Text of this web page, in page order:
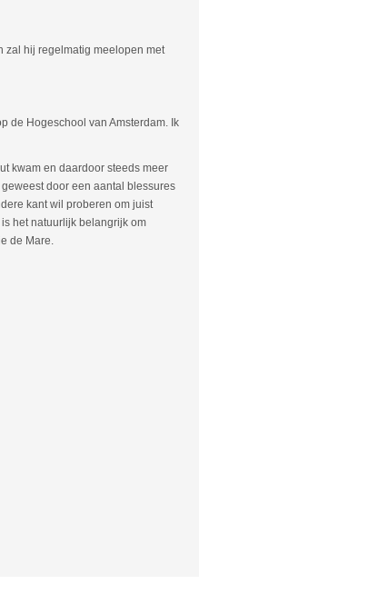
zal hij regelmatig meelopen met
de Hogeschool van Amsterdam. Ik
kwam en daardoor steeds meer
door een aantal blessures
kant wil proberen om juist
het natuurlijk belangrijk om
de Mare.